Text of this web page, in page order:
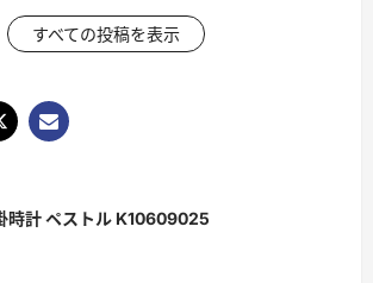
すべての投稿を表示
時計 ペストル K10609025